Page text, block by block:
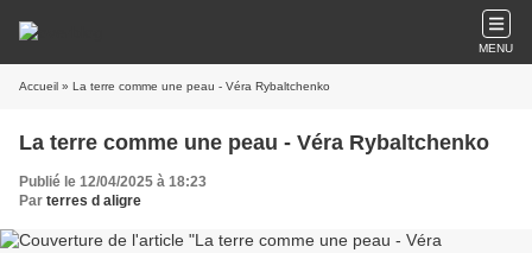
MENU
Accueil » La terre comme une peau - Véra Rybaltchenko
La terre comme une peau - Véra Rybaltchenko
Publié le 12/04/2025 à 18:23
Par terres d aligre